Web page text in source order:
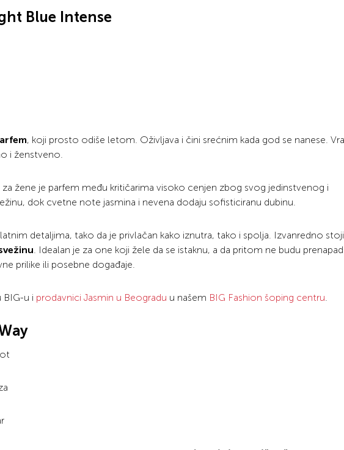
Blue Intense
, koji prosto odiše letom. Oživljava i čini srećnim kada god se nanese.
i ženstveno.
za žene je parfem među kritičarima visoko cenjen zbog svog jedinstvenog i
dok cvetne note jasmina i nevena dodaju sofisticiranu dubinu.
detaljima, tako da je privlačan kako iznutra, tako i spolja. Izvanredno
. Idealan je za one koji žele da se istaknu, a da pritom ne budu
prilike ili posebne događaje.
u i prodavnici Jasmin u Beogradu u našem BIG Fashion šoping centru.